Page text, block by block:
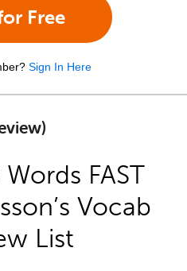
Free
Sign In Here
FAST
Vocab
List